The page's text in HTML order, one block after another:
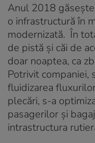
Anul 2018
o infrastructură în
modernizată. În
de pistă și căi de
doar noaptea, ca
Potrivit companiei,
fluidizarea
plecări, s-a
pasagerilor și
intrastructura